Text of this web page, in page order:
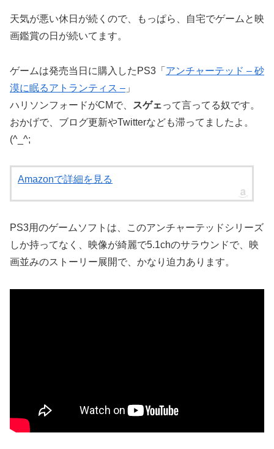
天気が悪い休日が続くので、もっぱら、自宅でゲームと映
画鑑賞の日が続いてます。
ゲームは発売当日に購入したPS3「 アンチャーテッド – 砂
漠に眠るアトランティス – 」
ハリソンフォードがCMで、
スゲェって言ってる奴です。
おかげで、ブログ更新やTwitterなども滞ってましたよ。
(^_^;
Amazonで詳細を見る
PS3用のゲームソフトは、このアンチャーテッドシリーズ
しか持ってなく、映像が綺麗で5.1chのサラウンドで、映
画並みのストーリー展開で、かなり迫力あります。